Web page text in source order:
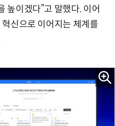
높이겠다”고 말했다. 이어
신으로 이어지는 체계를